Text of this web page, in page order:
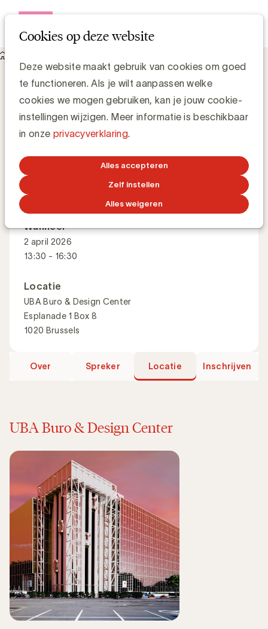
Cookies op deze website
Deze website maakt gebruik van cookies om goed
te functioneren. Als je wilt aanpassen welke
cookies we mogen gebruiken, kan je jouw cookie-
instellingen wijzigen. Meer informatie is beschikbaar
in onze privacyverklaring.
Alles accepteren
Zelf instellen
Alles weigeren
The core principles of value based pricing
Hoe kan je een succesvolle prijsstrategie opzetten en
optimaliseren?
Master Class Engels
Wanneer
2 april 2026
13:30 - 16:30
Locatie
UBA Buro & Design Center
Esplanade 1 Box 8
1020 Brussels
Over Spreker Locatie Inschrijven
UBA Buro & Design Center